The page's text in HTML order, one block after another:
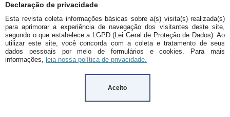
Declaração de privacidade
Esta revista coleta informações básicas sobre a(s) visita(s) realizada(s)
para aprimorar a experiência de navegação dos visitantes deste site,
segundo o que estabelece a LGPD (Lei Geral de Proteção de Dados). Ao
utilizar este site, você concorda com a coleta e tratamento de seus
dados pessoais por meio de formulários e cookies. Para mais
informações, leia nossa política de privacidade.
Aceito